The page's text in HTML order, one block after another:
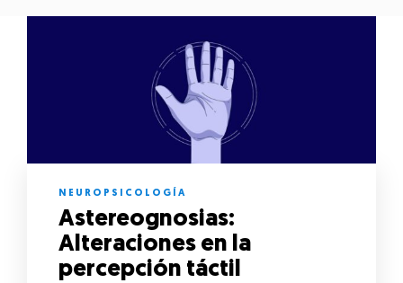
NEUROPSICOLOGÍA
Astereognosias:
Alteraciones en la
percepción táctil